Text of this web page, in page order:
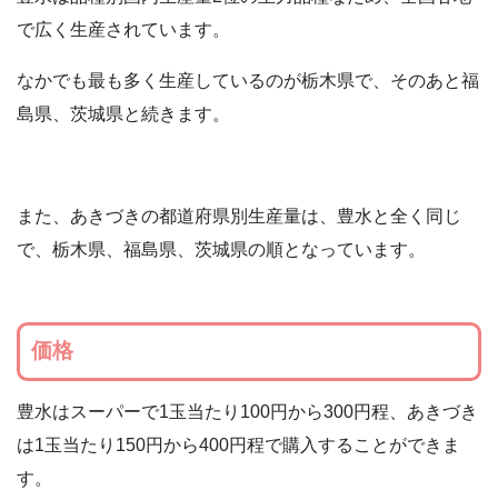
で広く生産されています。
なかでも最も多く生産しているのが栃木県で、そのあと福
島県、茨城県と続きます。
また、あきづきの都道府県別生産量は、豊水と全く同じ
で、栃木県、福島県、茨城県の順となっています。
価格
豊水はスーパーで1玉当たり100円から300円程、あきづき
は1玉当たり150円から400円程で購入することができま
す。